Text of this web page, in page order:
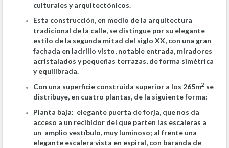
culturales y arquitectónicos.
Esta construcción, en medio de la arquitectura
tradicional de la calle, se distingue por su elegante
estilo de la segunda mitad del siglo XX, con una gran
fachada en ladrillo visto, notable entrada, miradores
acristalados y pequeñas terrazas, de forma simétrica
y equilibrada.
Con una superficie construida superior a los 265m2 se
distribuye, en cuatro plantas, de la siguiente forma:
Planta baja: elegante puerta de forja, que nos da
acceso a un recibidor del que parten las escaleras a
un amplio vestíbulo, muy luminoso; al frente una
elegante escalera vista en espiral, con baranda de